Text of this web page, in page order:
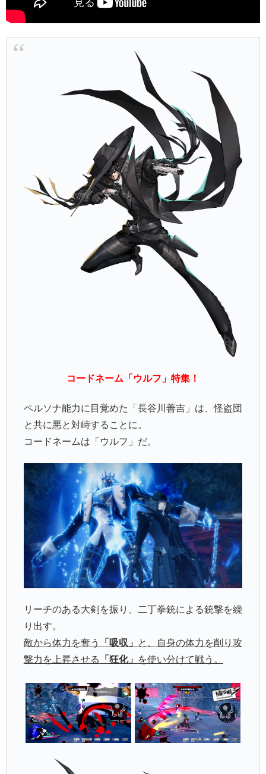
コードネーム「ウルフ」特集！
ペルソナ能力に目覚めた「長谷川善吉」は、怪盗団
と共に悪と対峙することに。
コードネームは「ウルフ」だ。
リーチのある大剣を振り、二丁拳銃による銃撃を繰
り出す。
敵から体力を奪う
「吸収」
と、自身の体力を削り攻
撃力を上昇させる
「狂化」 を使い分けて戦う。